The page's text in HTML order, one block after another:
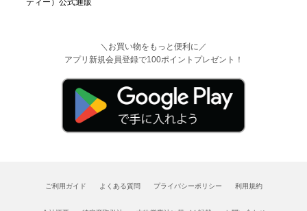
＼お買い物をもっと便利に／
アプリ新規会員登録で100ポイントプレゼント！
ご利用ガイド よくある質問 プライバシーポリシー 利用規約